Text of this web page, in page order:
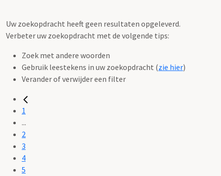
Uw zoekopdracht heeft geen resultaten opgeleverd.
Verbeter uw zoekopdracht met de volgende tips:
Zoek met andere woorden
Gebruik leestekens in uw zoekopdracht (zie hier)
Verander of verwijder een filter
1
...
2
3
4
5